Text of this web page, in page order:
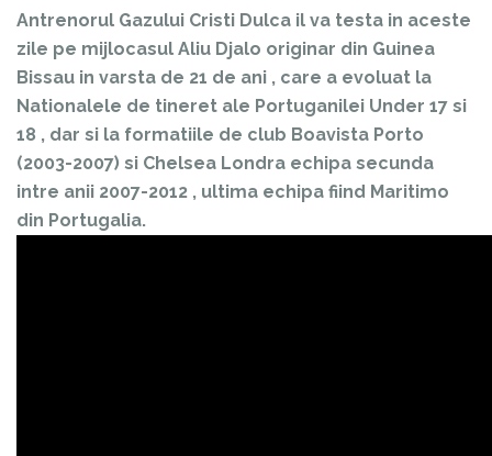
Antrenorul Gazului Cristi Dulca il va testa in aceste
zile pe mijlocasul Aliu Djalo originar din Guinea
Bissau in varsta de 21 de ani , care a evoluat la
Nationalele de tineret ale Portuganilei Under 17 si
18 , dar si la formatiile de club Boavista Porto
(2003-2007) si Chelsea Londra echipa secunda
intre anii 2007-2012 , ultima echipa fiind Maritimo
din Portugalia.